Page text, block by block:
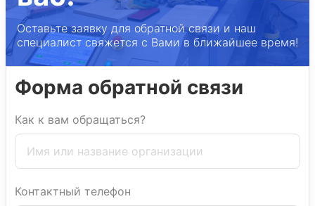
Оставьте заявку для обратной связи и наш
специалист свяжется с Вами в ближайшее время!
Форма обратной связи
Как к вам обращаться?
Контактный телефон